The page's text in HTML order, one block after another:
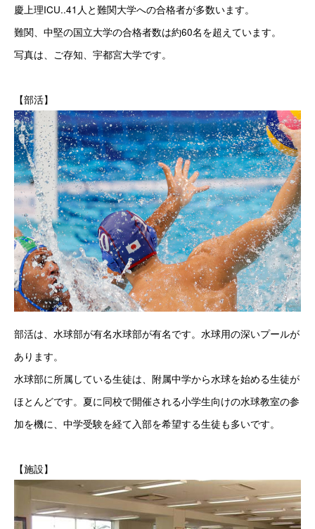
慶上理ICU..41人と難関大学への合格者が多数います。
難関、中堅の国立大学の合格者数は約60名を超えています。
写真は、ご存知、宇都宮大学です。
【部活】
部活は、水球部が有名水球部が有名です。水球用の深いプールが
あります。
水球部に所属している生徒は、附属中学から水球を始める生徒が
ほとんどです。夏に同校で開催される小学生向けの水球教室の参
加を機に、中学受験を経て入部を希望する生徒も多いです。
【施設】